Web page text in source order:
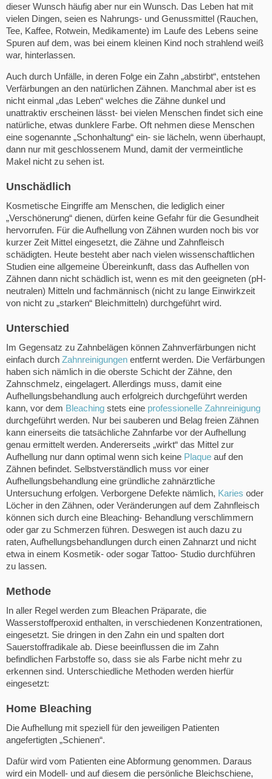
dieser Wunsch häufig aber nur ein Wunsch. Das Leben hat mit
vielen Dingen, seien es Nahrungs- und Genussmittel (Rauchen,
Tee, Kaffee, Rotwein, Medikamente) im Laufe des Lebens seine
Spuren auf dem, was bei einem kleinen Kind noch strahlend weiß
war, hinterlassen.
Auch durch Unfälle, in deren Folge ein Zahn „abstirbt“, entstehen
Verfärbungen an den natürlichen Zähnen. Manchmal aber ist es
nicht einmal „das Leben“ welches die Zähne dunkel und
unattraktiv erscheinen lässt- bei vielen Menschen findet sich eine
natürliche, etwas dunklere Farbe. Oft nehmen diese Menschen
eine sogenannte „Schonhaltung“ ein- sie lächeln, wenn überhaupt,
dann nur mit geschlossenem Mund, damit der vermeintliche
Makel nicht zu sehen ist.
Unschädlich
Kosmetische Eingriffe am Menschen, die lediglich einer
„Verschönerung“ dienen, dürfen keine Gefahr für die Gesundheit
hervorrufen. Für die Aufhellung von Zähnen wurden noch bis vor
kurzer Zeit Mittel eingesetzt, die Zähne und Zahnfleisch
schädigten. Heute besteht aber nach vielen wissenschaftlichen
Studien eine allgemeine Übereinkunft, dass das Aufhellen von
Zähnen dann nicht schädlich ist, wenn es mit den geeigneten (pH-
neutralen) Mitteln und fachmännisch (nicht zu lange Einwirkzeit
von nicht zu „starken“ Bleichmitteln) durchgeführt wird.
Unterschied
Im Gegensatz zu Zahnbelägen können Zahnverfärbungen nicht
einfach durch Zahnreinigungen entfernt werden. Die Verfärbungen
haben sich nämlich in die oberste Schicht der Zähne, den
Zahnschmelz, eingelagert. Allerdings muss, damit eine
Aufhellungsbehandlung auch erfolgreich durchgeführt werden
kann, vor dem Bleaching stets eine professionelle Zahnreinigung
durchgeführt werden. Nur bei sauberen und Belag freien Zähnen
kann einerseits die tatsächliche Zahnfarbe vor der Aufhellung
genau ermittelt werden. Andererseits „wirkt“ das Mittel zur
Aufhellung nur dann optimal wenn sich keine Plaque auf den
Zähnen befindet. Selbstverständlich muss vor einer
Aufhellungsbehandlung eine gründliche zahnärztliche
Untersuchung erfolgen. Verborgene Defekte nämlich, Karies oder
Löcher in den Zähnen, oder Veränderungen auf dem Zahnfleisch
können sich durch eine Bleaching- Behandlung verschlimmern
oder gar zu Schmerzen führen. Deswegen ist auch dazu zu
raten, Aufhellungsbehandlungen durch einen Zahnarzt und nicht
etwa in einem Kosmetik- oder sogar Tattoo- Studio durchführen
zu lassen.
Methode
In aller Regel werden zum Bleachen Präparate, die
Wasserstoffperoxid enthalten, in verschiedenen Konzentrationen,
eingesetzt. Sie dringen in den Zahn ein und spalten dort
Sauerstoffradikale ab. Diese beeinflussen die im Zahn
befindlichen Farbstoffe so, dass sie als Farbe nicht mehr zu
erkennen sind. Unterschiedliche Methoden werden hierfür
eingesetzt:
Home Bleaching
Die Aufhellung mit speziell für den jeweiligen Patienten
angefertigten „Schienen“.
Dafür wird vom Patienten eine Abformung genommen. Daraus
wird ein Modell- und auf diesem die persönliche Bleichschiene,